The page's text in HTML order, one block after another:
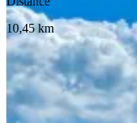
10,45 km